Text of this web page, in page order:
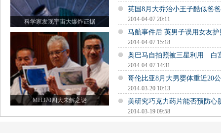
科学家发现宇宙大爆炸证据
MH370四大未解之谜
英国8月大乔治小王子酷似爸
2014-04-07 20:11
马航事件后 英男子误用女友
2014-04-07 15:18
奥巴马自拍照被三星利用 白
2014-04-07 14:31
哥伦比亚8月大男婴体重近20
2014-03-20 10:13
美研究巧克力药片能否预防心
2014-03-19 09:58